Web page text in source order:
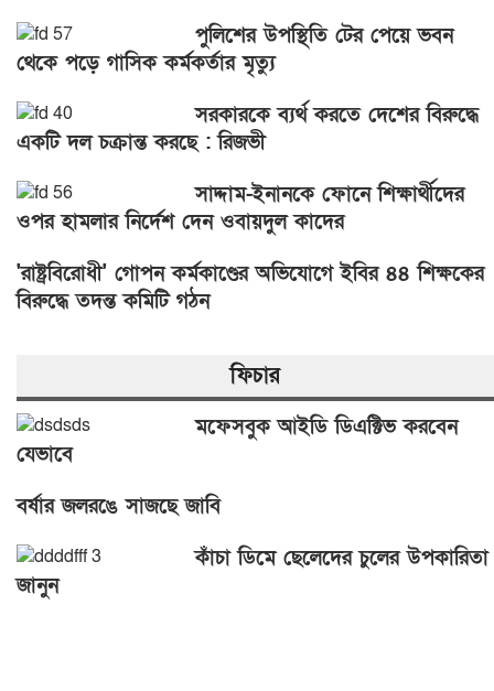
পুলিশের উপস্থিতি টের পেয়ে ভবন
থেকে পড়ে গাসিক কর্মকর্তার মৃত্যু
সরকারকে ব্যর্থ করতে দেশের বিরুদ্ধে
একটি দল চক্রান্ত করছে : রিজভী
সাদ্দাম-ইনানকে ফোনে শিক্ষার্থীদের
ওপর হামলার নির্দেশ দেন ওবায়দুল কাদের
'রাষ্ট্রবিরোধী' গোপন কর্মকাণ্ডের অভিযোগে ইবির ৪৪ শিক্ষকের
বিরুদ্ধে তদন্ত কমিটি গঠন
ফিচার
মফেসবুক আইডি ডিএক্টিভ করবেন
যেভাবে
বর্ষার জলরঙে সাজছে জাবি
কাঁচা ডিমে ছেলেদের চুলের উপকারিতা
জানুন